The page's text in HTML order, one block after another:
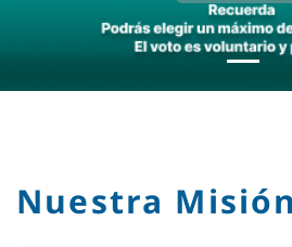
Nuestra Misión